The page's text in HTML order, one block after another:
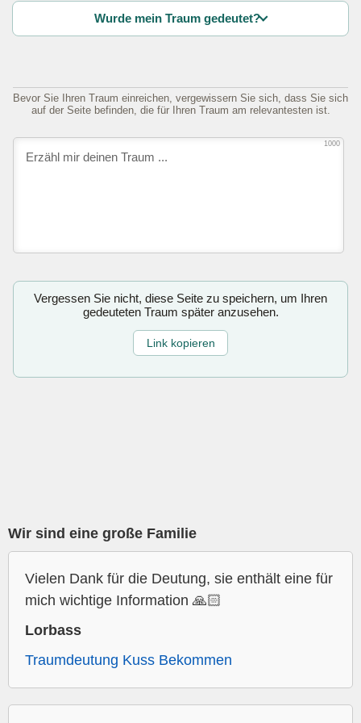
Wurde mein Traum gedeutet?
Bevor Sie Ihren Traum einreichen, vergewissern Sie sich, dass Sie sich
auf der Seite befinden, die für Ihren Traum am relevantesten ist.
1000
Vergessen Sie nicht, diese Seite zu speichern, um Ihren
gedeuteten Traum später anzusehen.
Link kopieren
Wir sind eine große Familie
Vielen Dank für die Deutung, sie enthält eine für
mich wichtige Information 🙏🏻
Lorbass
Traumdeutung Kuss Bekommen